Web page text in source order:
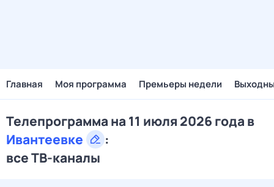
Главная Моя программа Премьеры недели
Телепрограмма на 11 июля 2026 года в
Ивантеевке
:
все ТВ-каналы